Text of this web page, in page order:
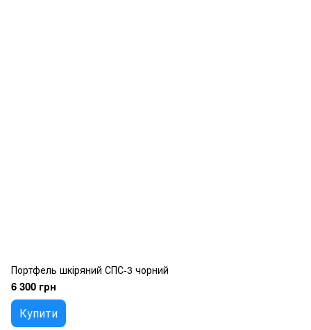
Портфель шкіряний СПС-3 чорний
6 300 грн
Купити